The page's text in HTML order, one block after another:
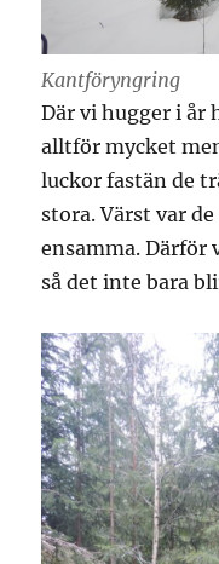
Kantföryngring
Där vi hugger i år
alltför mycket
luckor fastän de
stora. Värst var
ensamma. Därför
så det inte bara